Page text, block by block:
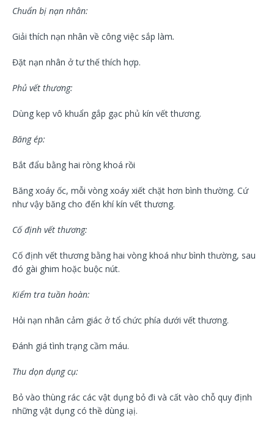
Chuẩn bị nạn nhân:
Giải thích nạn nhân về công việc sắp làm.
Đặt nạn nhân ở tư thế thích hợp.
Phủ vết thương:
Dùng kẹp vô khuẩn gắp gạc phủ kín vết thương.
Băng ép:
Bắt đẩu bằng hai ròng khoá rồi
Băng xoáy ốc, mỗi vòng xoáy xiết chặt hơn bình thường. Cứ
như vậy băng cho đến khí kín vết thương.
Cố định vết thương:
Cố định vết thương bằng hai vòng khoá như bình thường, sau
đó gài ghim hoặc buộc nút.
Kiểm tra tuần hoàn:
Hỏi nạn nhân cảm giác ở tổ chức phía dưới vết thương.
Đánh giá tình trạng cầm máu.
Thu dọn dụng cụ:
Bỏ vào thùng rác các vật dụng bỏ đi và cất vào chỗ quy định
những vật dụng có thề dùng iạị.